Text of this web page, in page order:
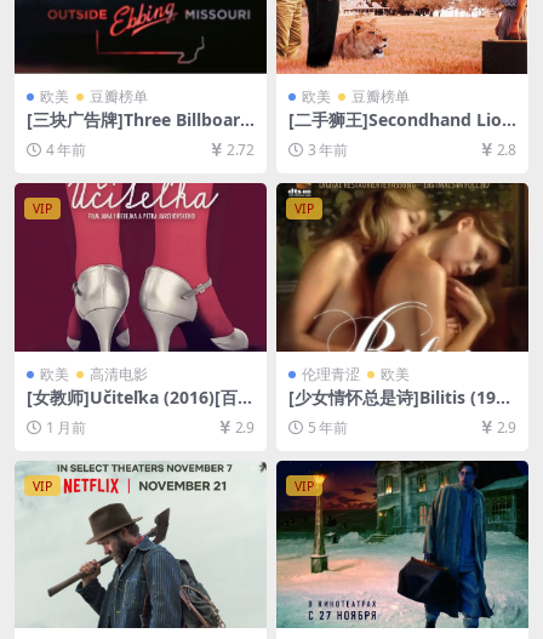
欧美 豆瓣榜单
[三块广告牌]Three Billboard
s Outside Ebbing, Missouri
(2017)[百度网盘+迅雷云盘资
源1080P超清未删减][MP4/7.
3GB][中英字幕]
4 年前 2.72
欧美 豆瓣榜单
[二手狮王]Secondhand Lion
s (2003)[百度网盘+夸克网盘1
080P超清未删减资源][网盘在
线播放/下载][MP4/6.9GB][中
英字幕]
3 年前 2.8
VIP
欧美 高清电影
[女教师]Učiteľka (2016)[百度
网盘+夸克网盘1080P超清未
删减资源][网盘在线播放/下
1 月前 2.9
VIP
伦理青涩 欧美
[少女情怀总是诗]Bilitis (197
7)[百度网盘+迅雷云盘资源10
80P超清未删减][MP4/6.0GB]
压缩包（含解压密码）】
5 年前 2.9
VIP VIP